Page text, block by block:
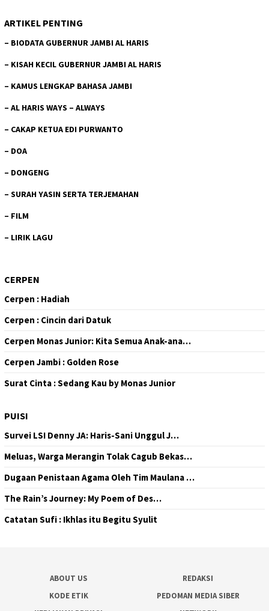
ARTIKEL PENTING
– BIODATA GUBERNUR JAMBI AL HARIS
– KISAH KECIL GUBERNUR JAMBI AL HARIS
– KAMUS LENGKAP BAHASA JAMBI
– AL HARIS WAYS – ALWAYS
– CAKAP KETUA EDI PURWANTO
– DOA
– DONGENG
– SURAH YASIN SERTA TERJEMAHAN
– FILM
– LIRIK LAGU
CERPEN
Cerpen : Hadiah
Cerpen : Cincin dari Datuk
Cerpen Monas Junior: Kita Semua Anak-ana…
Cerpen Jambi : Golden Rose
Surat Cinta : Sedang Kau by Monas Junior
PUISI
Survei LSI Denny JA: Haris-Sani Unggul J…
Meluas, Warga Merangin Tolak Cagub Bekas…
Dugaan Penistaan Agama Oleh Tim Maulana …
The Rain’s Journey: My Poem of Des…
Catatan Sufi : Ikhlas itu Begitu Syulit
ABOUT US
REDAKSI
KODE ETIK
PEDOMAN MEDIA SIBER